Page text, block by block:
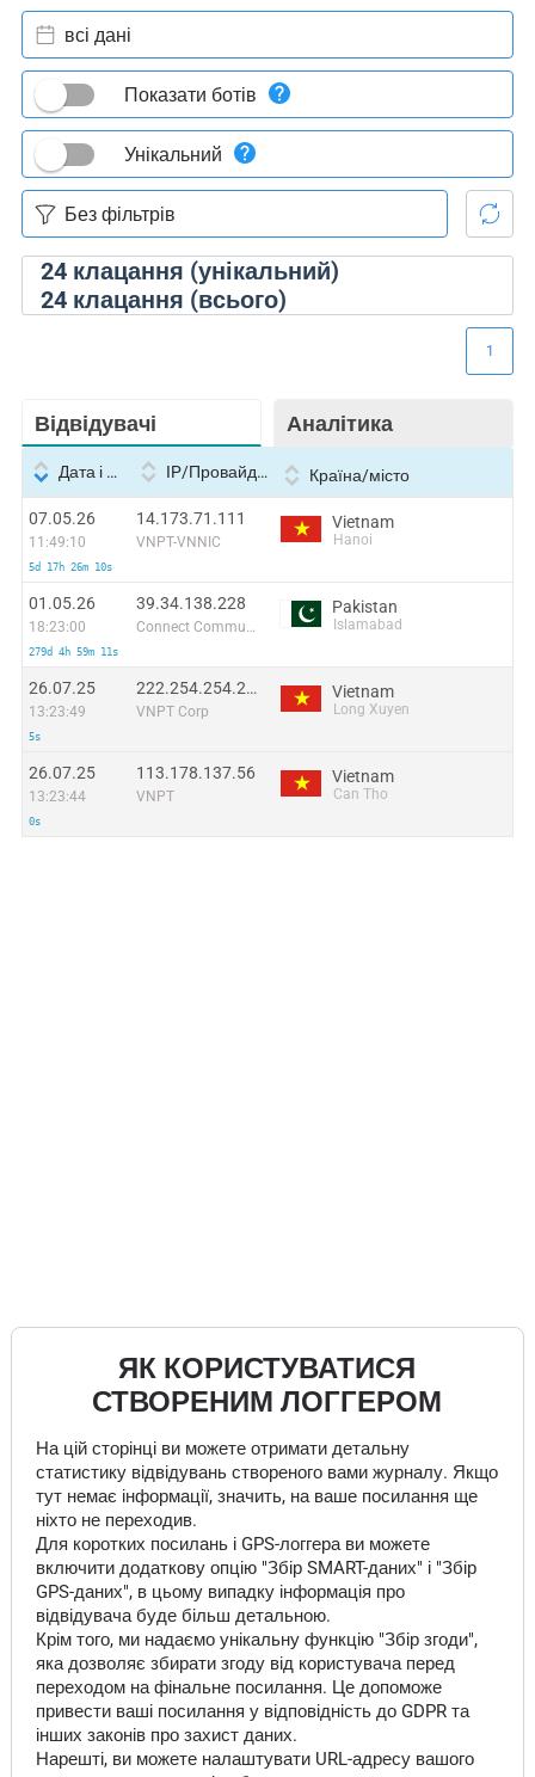
24клацання (унікальний)
24клацання (всього)
всі дані
Показати ботів
Унікальний
Відвідувачі Аналітика
1
Дата і час IP/Провайдер Країна/місто
07.05.26
11:49:10
5d 17h 26m 10s
14.173.71.111
VNPT-VNNIC
Vietnam
Hanoi
01.05.26
18:23:00
279d 4h 59m 11s
39.34.138.228
Connect Communication
Pakistan
Islamabad
26.07.25
13:23:49
5s
222.254.254.255
VNPT Corp
Vietnam
Long Xuyen
26.07.25
13:23:44
0s
113.178.137.56
VNPT
Vietnam
Can Tho
ЯК КОРИСТУВАТИСЯ
СТВОРЕНИМ ЛОГГЕРОМ
На цій сторінці ви можете отримати детальну
статистику відвідувань створеного вами журналу. Якщо
тут немає інформації, значить, на ваше посилання ще
ніхто не переходив.
Для коротких посилань і GPS-логгера ви можете
включити додаткову опцію "Збір SMART-даних" і "Збір
GPS-даних", в цьому випадку інформація про
відвідувача буде більш детальною.
Крім того, ми надаємо унікальну функцію "Збір згоди",
яка дозволяє збирати згоду від користувача перед
переходом на фінальне посилання. Це допоможе
привести ваші посилання у відповідність до GDPR та
інших законів про захист даних.
Нарешті, ви можете налаштувати URL-адресу вашого